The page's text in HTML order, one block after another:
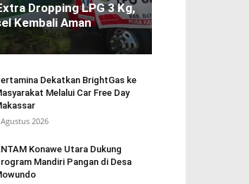
Dropping LPG 3 Kg,
Kembali Aman
Dekatkan BrightGas ke
Melalui Car Free Day
2026
Konawe Utara Dukung
Mandiri Pangan di Desa